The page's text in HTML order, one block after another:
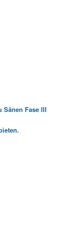
Fase III